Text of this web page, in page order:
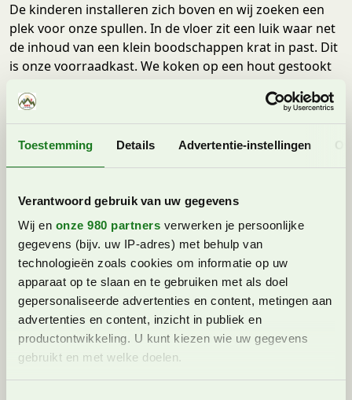
Toestemming Details Advertentie-instellingen
Verantwoord gebruik van uw gegevens
Wij en onze 980 partners verwerken je persoonlijke
gegevens (bijv. uw IP-adres) met behulp van
technologieën zoals cookies om informatie op uw
apparaat op te slaan en te gebruiken met als doel
gepersonaliseerde advertenties en content, metingen aan
advertenties en content, inzicht in publiek en
productontwikkeling. U kunt kiezen wie uw gegevens
gebruikt en met welke doelen.
De kinderen installeren zich boven en wij zoeken een
plek voor onze spullen. In de vloer zit een luik waar net
de inhoud van een klein boodschappen krat in past. Dit
is onze voorraadkast. We koken op een hout gestookt
verwarming. Wel hebben wij stromend (koud) water.
hutje staat een traditionele houten waterbak met
steenkoud stromend water uit de bergen. Hier leggen
koelkast. Onze fietsen kunnen we in het naastgelegen
schuurtje kwijt. Hierin staan onder andere ook twee
ligbedden en een barbecue waar we gebruik van
mogen maken.
Eten bij het Jausenstation en zuinig
aan met stroom
Nadat we zijn gesetteld lopen we een rondje door en
om het huttendorp en zien we dat de grootste hut, de